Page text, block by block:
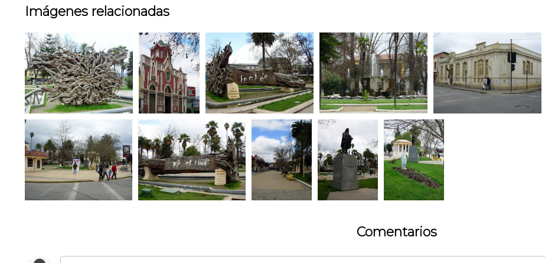
Imágenes relacionadas
Comentarios